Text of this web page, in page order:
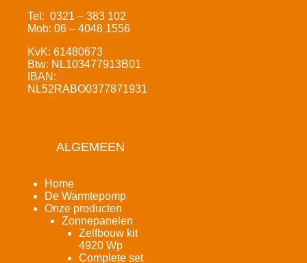
Tel: 0321 – 383 102
Mob: 06 – 4048 1556
KvK: 61480673
Btw: NL103477913B01
IBAN:
NL52RABO0377871931
ALGEMEEN
Home
De Warmtepomp
Onze producten
Zonnepanelen
Zelfbouw kit
4920 Wp
Complete set